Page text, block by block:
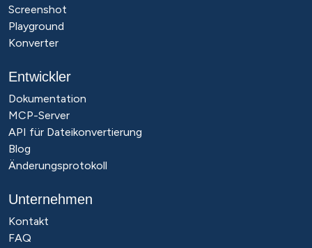
Screenshot
Playground
Konverter
Entwickler
Dokumentation
MCP-Server
API für Dateikonvertierung
Blog
Änderungsprotokoll
Unternehmen
Kontakt
FAQ